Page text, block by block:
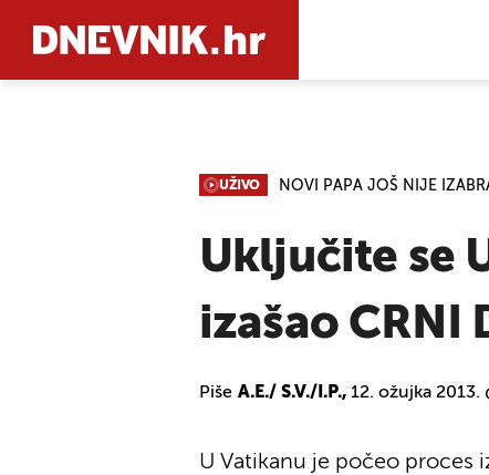
UŽIVO NOVI PAPA JOŠ NIJE
Uključite se
izašao CRNI
Piše A.E./ S.V./I.P., 12. ožujka 2013.
U Vatikanu je počeo proces